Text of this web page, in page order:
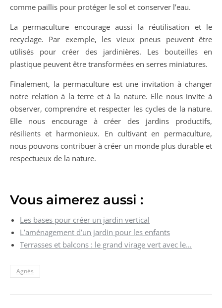
comme paillis pour protéger le sol et conserver l’eau.
La permaculture encourage aussi la réutilisation et le
recyclage. Par exemple, les vieux pneus peuvent être
utilisés pour créer des jardinières. Les bouteilles en
plastique peuvent être transformées en serres miniatures.
Finalement, la permaculture est une invitation à changer
notre relation à la terre et à la nature. Elle nous invite à
observer, comprendre et respecter les cycles de la nature.
Elle nous encourage à créer des jardins productifs,
résilients et harmonieux. En cultivant en permaculture,
nous pouvons contribuer à créer un monde plus durable et
respectueux de la nature.
Vous aimerez aussi :
Les bases pour créer un jardin vertical
L’aménagement d’un jardin pour les enfants
Terrasses et balcons : le grand virage vert avec le…
Agnès